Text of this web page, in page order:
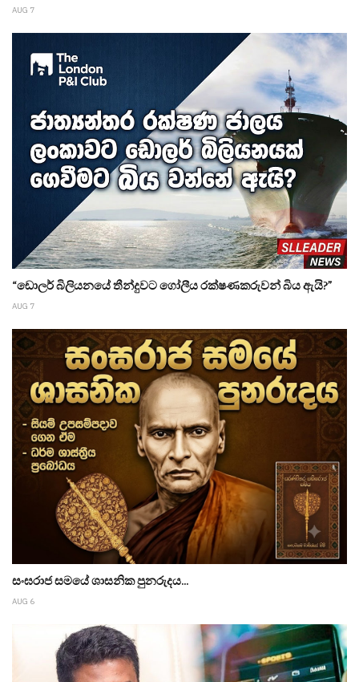
AUG 7
“ඩොලර් බිලියනයේ තීන්දුවට ගෝලීය රක්ෂණකරුවන් බිය ඇයි?”
AUG 7
සංඝරාජ සමයේ ශාසනික පුනරුදය...
AUG 6